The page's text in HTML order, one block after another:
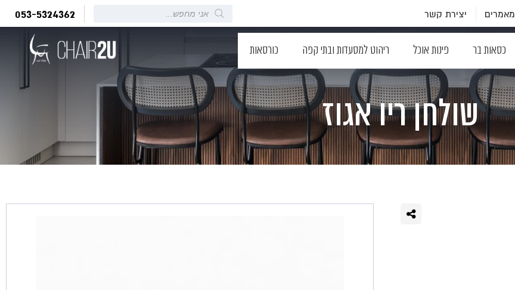
מאמרים יצירת קשר
Products
search
053-5324362
כסאות בר פינות אוכל ריהוט למסעדות ובתי קפה כורסאות
שולחן ריו אגוז